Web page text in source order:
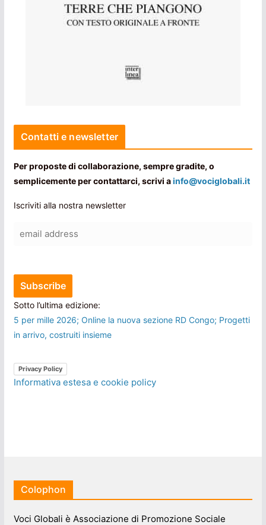
Contatti e newsletter
Per proposte di collaborazione, sempre gradite, o
semplicemente per contattarci, scrivi ainfo@vociglobali.it
Iscriviti alla nostra newsletter
Sotto l’ultima edizione:
5 per mille 2026; Online la nuova sezione RD Congo; Progetti
in arrivo, costruiti insieme
Privacy Policy
Informativa estesa e cookie policy
Colophon
Voci Globali è Associazione di Promozione Sociale